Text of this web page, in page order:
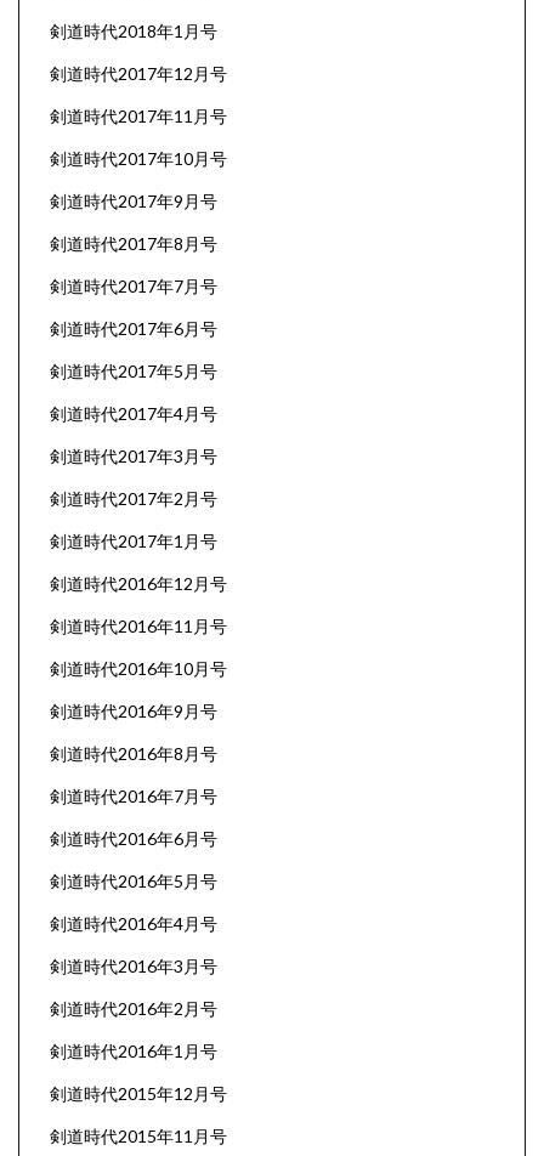
剣道時代2018年1月号
剣道時代2017年12月号
剣道時代2017年11月号
剣道時代2017年10月号
剣道時代2017年9月号
剣道時代2017年8月号
剣道時代2017年7月号
剣道時代2017年6月号
剣道時代2017年5月号
剣道時代2017年4月号
剣道時代2017年3月号
剣道時代2017年2月号
剣道時代2017年1月号
剣道時代2016年12月号
剣道時代2016年11月号
剣道時代2016年10月号
剣道時代2016年9月号
剣道時代2016年8月号
剣道時代2016年7月号
剣道時代2016年6月号
剣道時代2016年5月号
剣道時代2016年4月号
剣道時代2016年3月号
剣道時代2016年2月号
剣道時代2016年1月号
剣道時代2015年12月号
剣道時代2015年11月号